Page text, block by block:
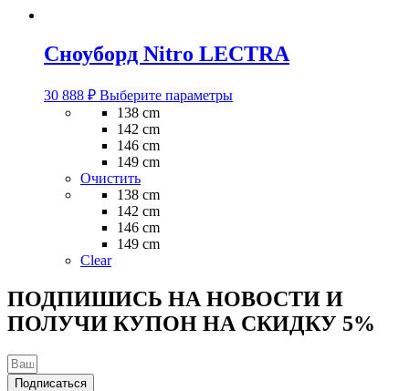
Сноуборд Nitro LECTRA
30 888 ₽ Выберите параметрыЭтот
138 cm
142 cm
146 cm
149 cm
Очистить
138 cm
142 cm
146 cm
149 cm
Clear
ПОДПИШИСЬ НА НОВОСТИ И
ПОЛУЧИ КУПОН НА СКИДКУ 5%
Подписаться